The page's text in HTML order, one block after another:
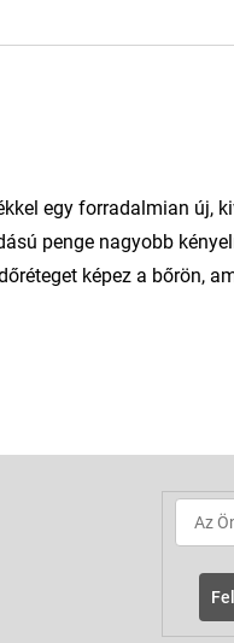
egy forradalmian új,
penge nagyobb
képez a bőrön,